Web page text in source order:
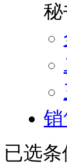
销
已选条